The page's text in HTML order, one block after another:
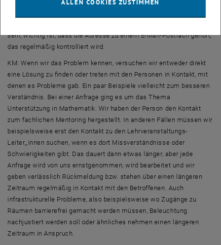
sein, wichtig ist, dass die Adresse zu einemE-Mail-Postfach gehört,
das regelmäßig kontrolliert wird.
KM: Wenn wir das Problem kennen, versuchen wir entweder direkt
eine Lösung zu finden oder treten mit den Personen in Kontakt, mit
denen es Probleme gab. Ein paar Beispiele vielleicht zum besseren
Verständnis. Bei einer Anfrage ging es um das Thema
Unterstützung in Mathematik. Wir haben der Person den Kontakt
zum fachlichen Mentoring hergestellt. In anderen Fällen müssen wir
beispielsweise erst den Kontakt zu den Lehrveranstaltungs-
Leiter_innen suchen, wenn es dort Missverständnisse oder
Schwierigkeiten gibt. Das dauert dann etwas länger, aber jede
Anfrage wird von uns ernstgenommen, wird bearbeitet und wir
geben verlässlich Rückmeldung bzw. stehen über einen längeren
Zeitraum regelmäßig in Kontakt mit den Betroffenen. Auch
infrastrukturelle Probleme, also beispielsweise wo Zugänge zu
Räumen barrierefrei gemacht werden müssen, Beleuchtung
nachjustiert werden soll oder ähnliches nehmen einen längeren
Zeitraum in Anspruch.
ALLEN COOKIES ZUSTIMMEN